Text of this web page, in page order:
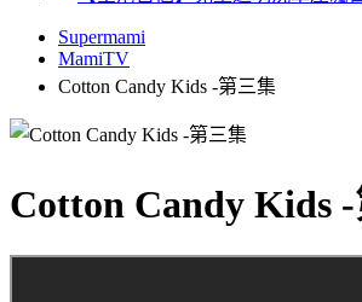
Supermami
MamiTV
Cotton Candy Kids -第三集
Cotton Candy Kids